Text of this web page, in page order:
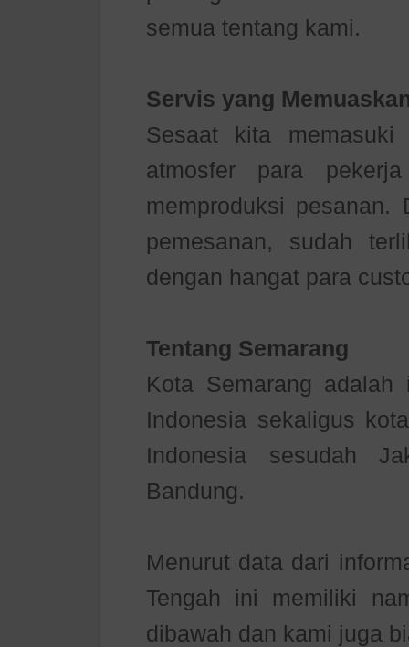
semua tentang kami.
Servis yang
Sesaat kita
atmosfer para
memproduksi
pemesanan, sudah
dengan hangat para
Tentang Semarang
Kota Semarang
Indonesia sekaligus
Indonesia sesudah
Bandung.
Menurut data dari
Tengah ini memiliki
dibawah dan kami juga